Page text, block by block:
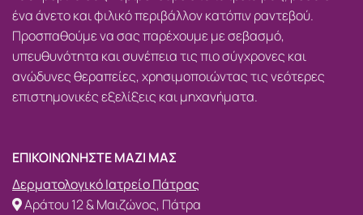
ένα άνετο και φιλικό περιβάλλον κατόπιν ραντεβού.
Προσπαθούμε να σας παρέχουμε με σεβασμό,
υπευθυνότητα και συνέπεια τις πιο σύγχρονες και
ανώδυνες θεραπείες, χρησιμοποιώντας τις νεότερες
επιστημονικές εξελίξεις και μηχανήματα.
ΕΠΙΚΟΙΝΩΝΗΣΤΕ ΜΑΖΙ ΜΑΣ
Δερματολογικό Ιατρείο Πάτρας
Αράτου 12 & Μαιζώνος, Πάτρα